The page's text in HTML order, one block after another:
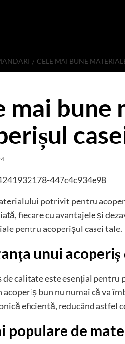
CELE MAI BUNE
mai bune
potrivit pentru
fiecare cu avantajele și
pentru acoperișul casei tale.
unui
de calitate este esențial
acoperiș bun nu numai că va
eficientă, reducând astfel
populare de